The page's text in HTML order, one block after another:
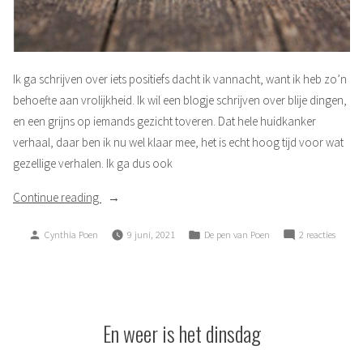
Ik ga schrijven over iets positiefs dacht ik vannacht, want ik heb zo’n
behoefte aan vrolijkheid. Ik wil een blogje schrijven over blije dingen,
en een grijns op iemands gezicht toveren. Dat hele huidkanker
verhaal, daar ben ik nu wel klaar mee, het is echt hoog tijd voor wat
gezellige verhalen. Ik ga dus ook
Continue reading “Gekoesterd”
Posted
Cynthia Poen 9 juni, 2021
Posted
De pen van Poen 2 reactiesop
En weer is het dinsdag